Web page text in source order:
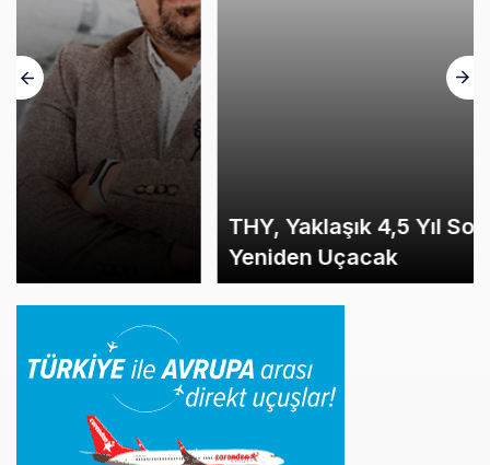
THY, Yaklaşık 4,5 Yıl Sonra Minsk’e